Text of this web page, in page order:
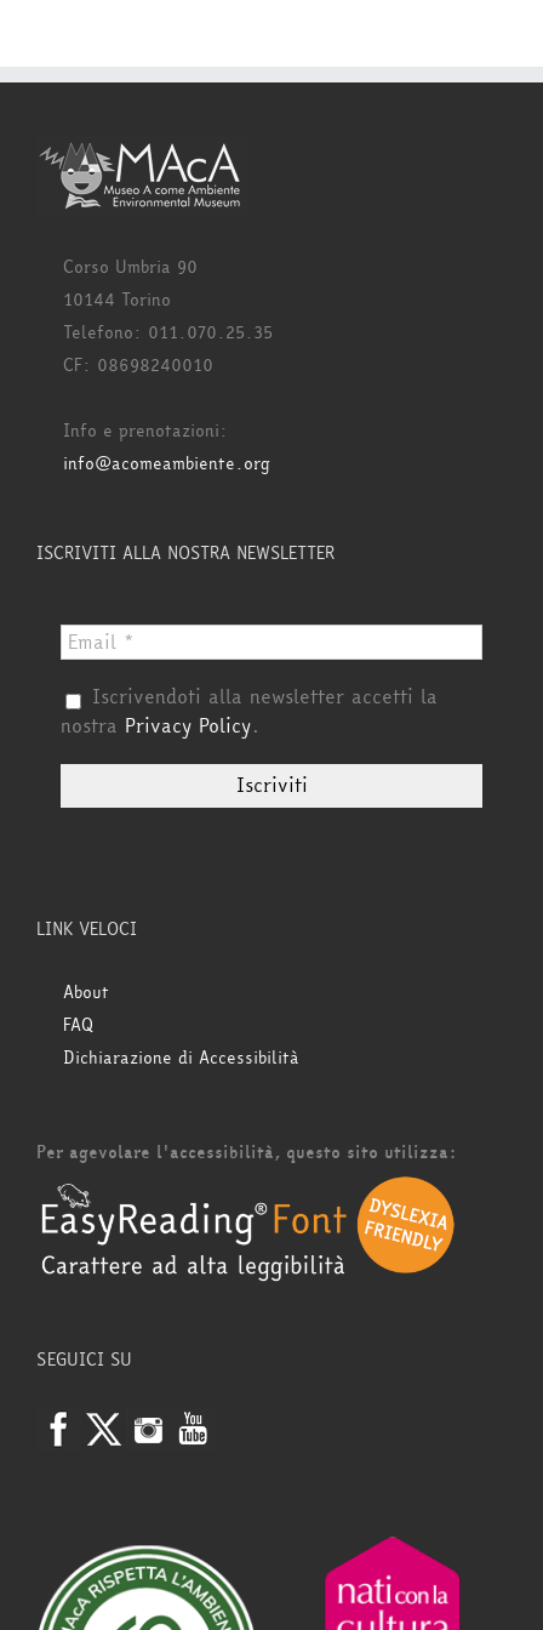
Corso Umbria 90
10144 Torino
Telefono: 011.070.25.35
CF: 08698240010
Info e prenotazioni:
info@acomeambiente.org
ISCRIVITI ALLA NOSTRA NEWSLETTER
Iscrivendoti alla newsletter accetti la
nostra Privacy Policy.
LINK VELOCI
About
FAQ
Dichiarazione di Accessibilità
Per agevolare l'accessibilità, questo sito utilizza:
SEGUICI SU